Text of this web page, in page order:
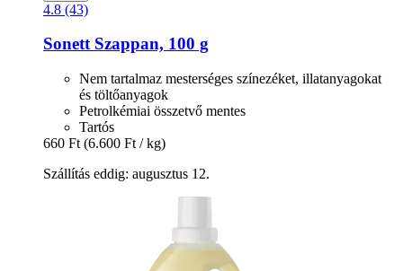
4.8 (43)
SonettSzappan, 100 g
Nem tartalmaz mesterséges színezéket, illatanyagokat
és töltőanyagok
Petrolkémiai összetvő mentes
Tartós
660 Ft (6.600 Ft / kg)
Szállítás eddig: augusztus 12.